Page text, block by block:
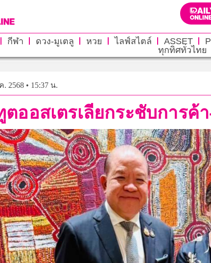
กีฬา ดวง-มูเตลู หวย ไลฟ์สไตล์ ASSET
ทุกทิศทั่วไทย
. 2568 • 15:37 น.
ตออสเตรเลียกระชับการ